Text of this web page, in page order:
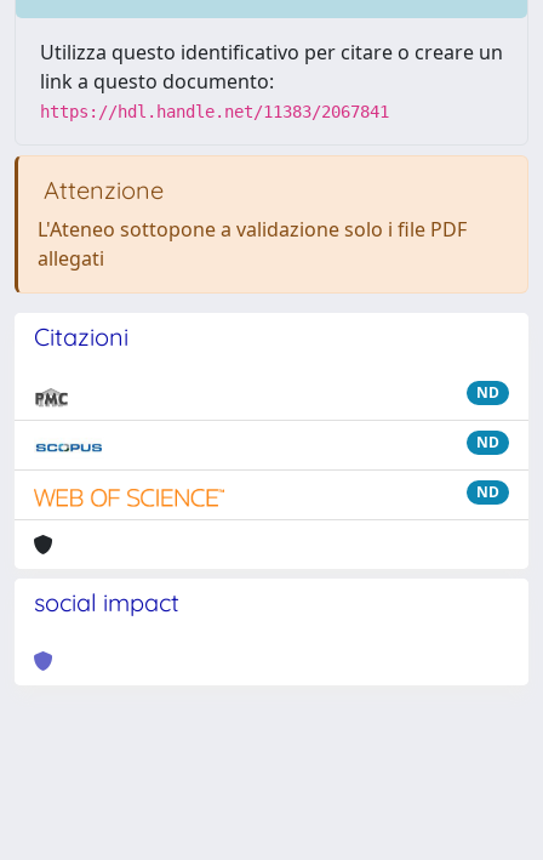
Utilizza questo identificativo per citare o creare un
link a questo documento:
https://hdl.handle.net/11383/2067841
Attenzione
L'Ateneo sottopone a validazione solo i file PDF
allegati
Citazioni
ND
ND
ND
social impact